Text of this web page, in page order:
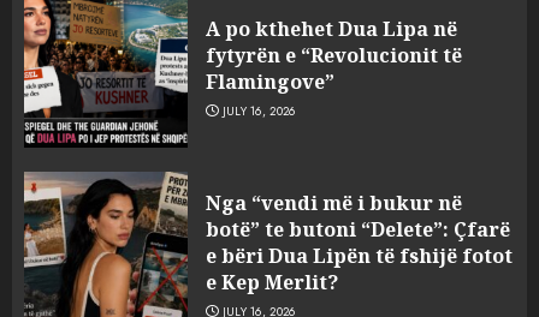
A po kthehet Dua Lipa në
fytyrën e “Revolucionit të
Flamingove”
JULY 16, 2026
Nga “vendi më i bukur në
botë” te butoni “Delete”: Çfarë
e bëri Dua Lipën të fshijë fotot
e Kep Merlit?
JULY 16, 2026
3
Tragjedia në Gjermani, këta
janë tre shqiptarët që humbën
jetën në aksident
AUGUST 8, 2026